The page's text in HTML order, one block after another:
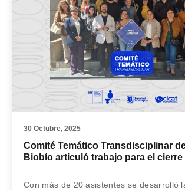
30 Octubre, 2025
Comité Temático Transdisciplinar
Biobío articuló trabajo para el cierre
Con más de 20 asistentes se desarrolló